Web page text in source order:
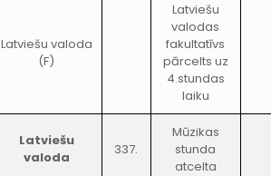
Latviešu valoda
(F)
Latviešu
valodas
fakultatīvs
pārcelts uz
4.stundas
laiku
Latviešu
valoda
337.
Mūzikas
stunda
atcelta